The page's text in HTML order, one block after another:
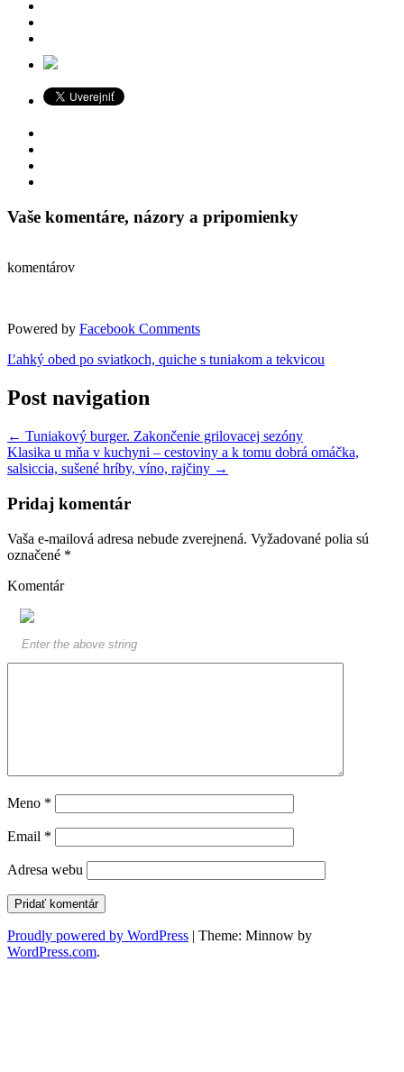
Vaše komentáre, názory a pripomienky
komentárov
Powered by Facebook Comments
Ľahký obed po sviatkoch, quiche s tuniakom a tekvicou
Post navigation
← Tuniakový burger. Zakončenie grilovacej sezóny
Klasika u mňa v kuchyni – cestoviny a k tomu dobrá omáčka,
salsiccia, sušené hríby, víno, rajčiny →
Pridaj komentár
Vaša e-mailová adresa nebude zverejnená. Vyžadované polia sú
označené *
Komentár
Meno *
Email *
Adresa webu
Proudly powered by WordPress | Theme: Minnow by
WordPress.com.